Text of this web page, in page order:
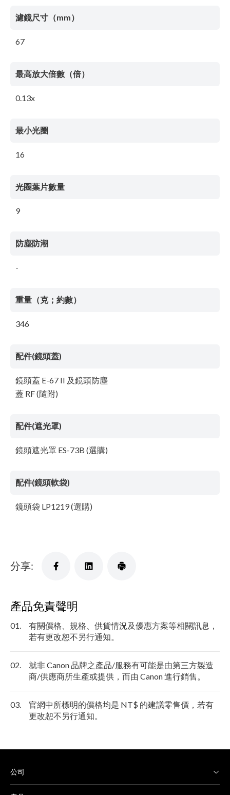
濾鏡尺寸（mm）
67
最高放大倍數（倍）
0.13x
最小光圈
16
光圈葉片數量
9
防塵防潮
-
重量（克；約數）
346
配件(鏡頭蓋)
鏡頭蓋 E-67 II 及鏡頭防塵
蓋 RF (隨附)
配件(遮光罩)
鏡頭遮光罩 ES-73B (選購)
配件(鏡頭軟袋)
鏡頭袋 LP1219 (選購)
分享:
產品免責聲明
01.
有關價格、規格、供貨情況及優惠方案等相關訊息，
若有更改恕不另行通知。
02.
就非 Canon 品牌之產品/服務有可能是由第三方製造
商/供應商所生產或提供，而由 Canon 進行銷售。
03.
官網中所標明的價格均是 NT$ 的建議零售價，若有
更改恕不另行通知。
公司